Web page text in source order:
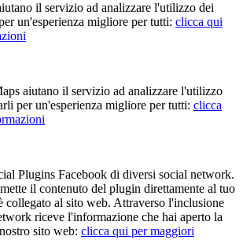
il servizio ad analizzare l'utilizzo dei
un'esperienza migliore per tutti: clicca qui
aiutano il servizio ad analizzare l'utilizzo
per un'esperienza migliore per tutti: clicca
Plugins Facebook di diversi social network.
il contenuto del plugin direttamente al tuo
collegato al sito web. Attraverso l'inclusione
riceve l'informazione che hai aperto la
sito web: clicca qui per maggiori